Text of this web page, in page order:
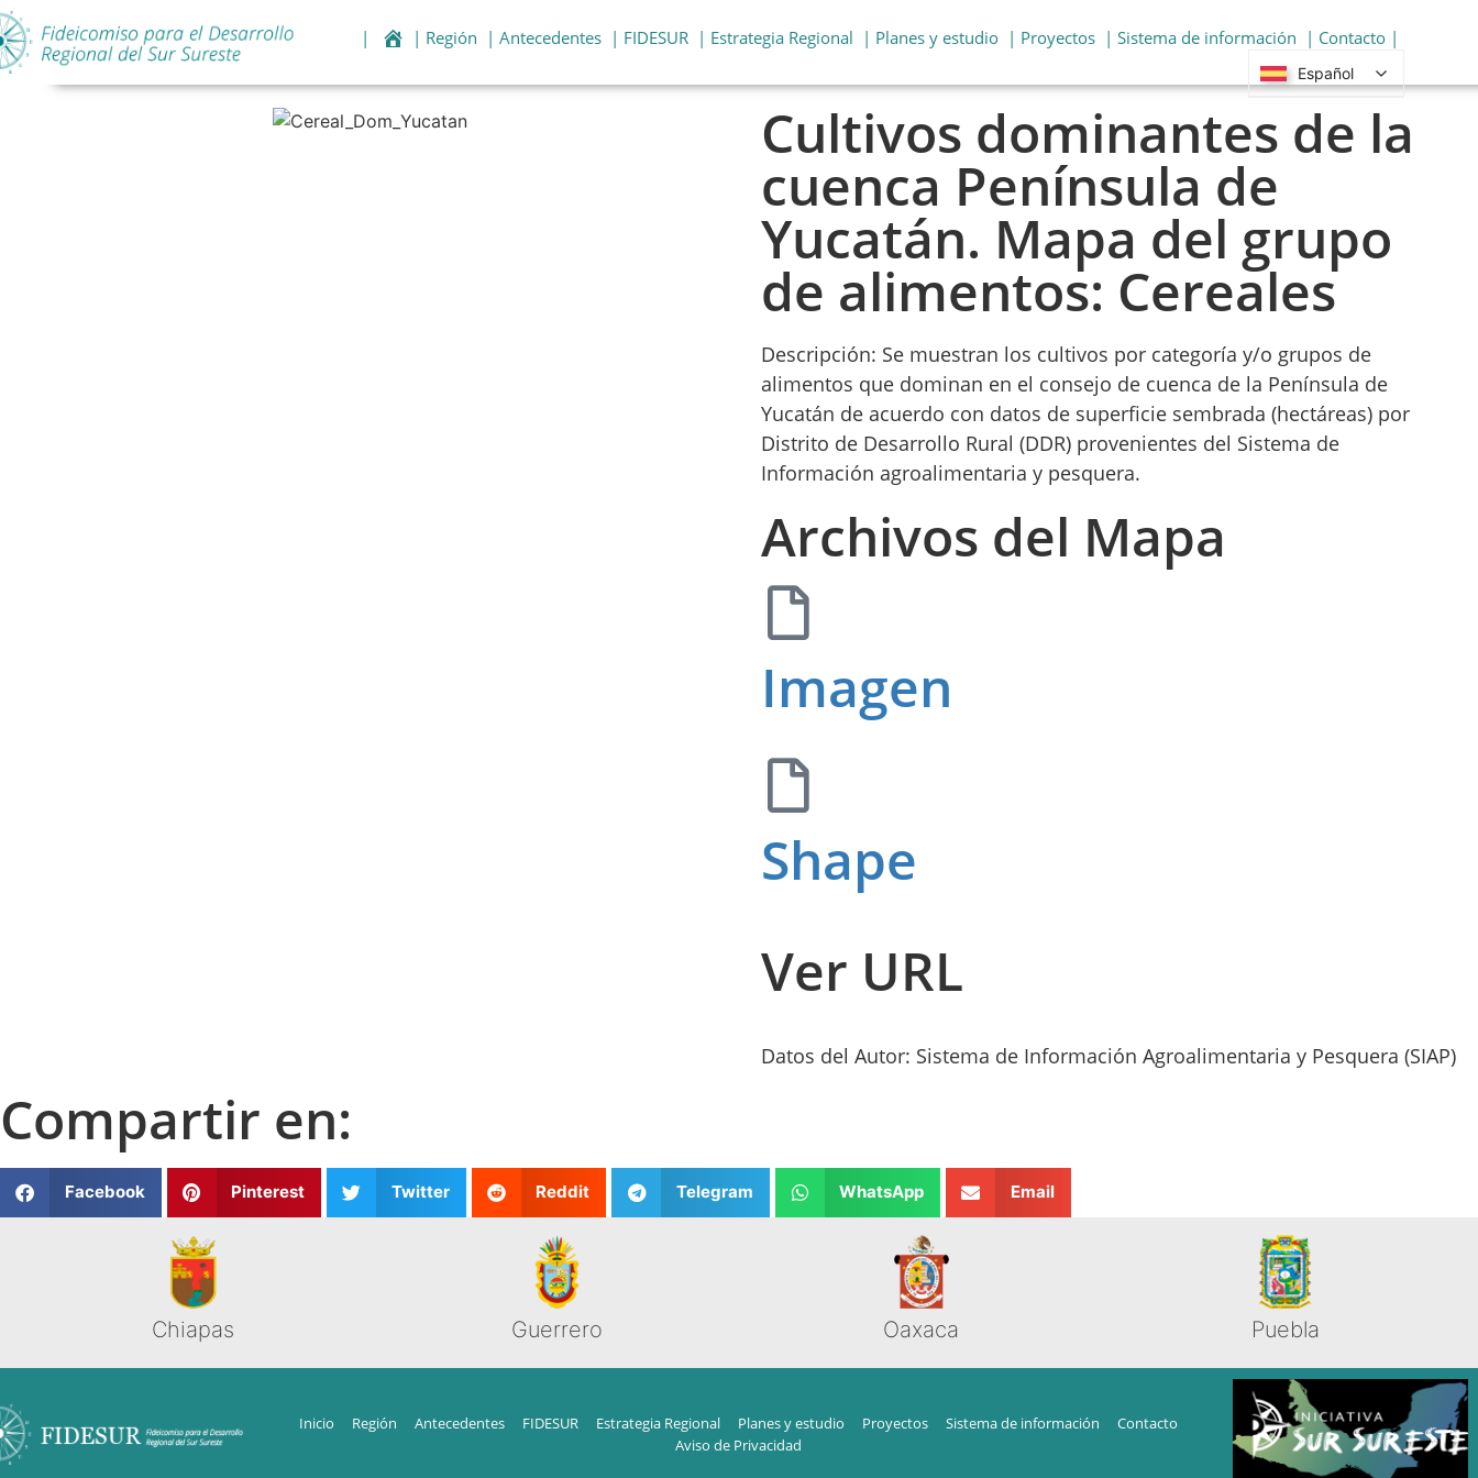
| | Región | Antecedentes | FIDESUR | Estrategia Regional | Planes y estudio | Proyectos | Sistema de información | Contacto |
Español
Cultivos dominantes de la
cuenca Península de
Yucatán. Mapa del grupo
de alimentos: Cereales
Descripción: Se muestran los cultivos por categoría y/o grupos de
alimentos que dominan en el consejo de cuenca de la Península de
Yucatán de acuerdo con datos de superficie sembrada (hectáreas) por
Distrito de Desarrollo Rural (DDR) provenientes del Sistema de
Información agroalimentaria y pesquera.
Archivos del Mapa
Imagen
Shape
Ver URL
Datos del Autor: Sistema de Información Agroalimentaria y Pesquera (SIAP)
Compartir en:
Facebook Pinterest Twitter Reddit Telegram WhatsApp Email
Chiapas Guerrero Oaxaca Puebla
Inicio Región Antecedentes FIDESUR Estrategia Regional Planes y estudio Proyectos Sistema de información
Contacto
Aviso de Privacidad